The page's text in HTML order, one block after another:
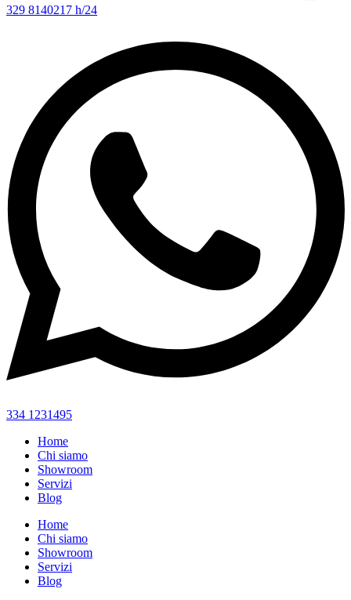
329 8140217 h/24
334 1231495
Home
Chi siamo
Showroom
Servizi
Blog
Home
Chi siamo
Showroom
Servizi
Blog